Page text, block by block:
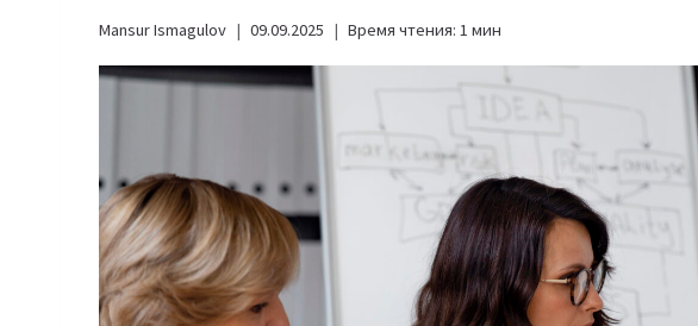
Mansur Ismagulov 09.09.2025 Время чтения: 1 мин